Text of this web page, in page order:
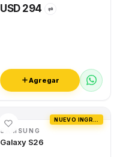
USD 294 ⇄
Agregar
SAMSUNG
Galaxy S26